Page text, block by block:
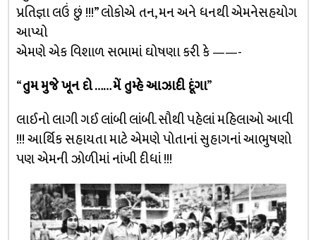
પ્રતિજ્ઞા લઉં છું !!!” લોકોએ તન, મન અને ધનથી એમનેસહયોગ
આપ્યો
એમણે એક વિશાળ સભામાં ઘોષણા કરી કે ——-
“તુમ મુજે ખૂન દો …… મેં તુમ્હે આઝાદી દૂંગા”
લાઈનો લાગી ગઈ લાંબી લાંબી. સૌથી પહેલાં મહિલાઓ આવી
!!! આર્થિક સહાયતા માટે એમણે પોતાનાં સુહાગનાં આભુષણો
પણ એમની ઝોળીમાં નાંખી દીધાં !!!